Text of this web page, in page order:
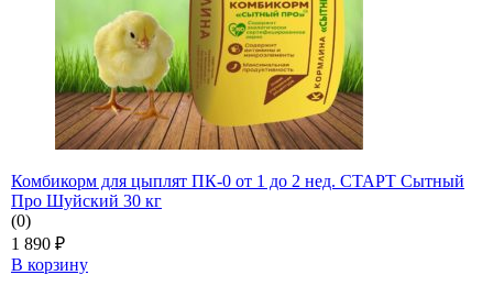
Комбикорм для цыплят ПК-0 от 1 до 2 нед. СТАРТ Сытный
Про Шуйский 30 кг
(0)
1 890 ₽
В корзину